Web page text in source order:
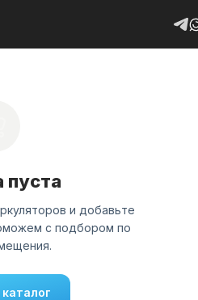
пуста
и добавьте
с подбором по